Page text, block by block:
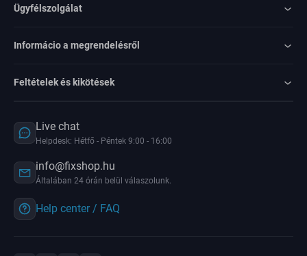
Ügyfélszolgálat
Informácio a megrendelésről
Feltételek és kikötések
Live chat
Helpdesk: Hétfő - Péntek 9:00 - 16:00
info@fixshop.hu
Általában 24 órán belül válaszolunk.
Help center / FAQ